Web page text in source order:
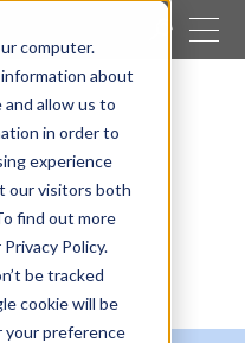
computer.
about
allow us to
in order to
experience
our visitors both
find out more
Policy.
be tracked
cookie will be
your preference
CERRAR